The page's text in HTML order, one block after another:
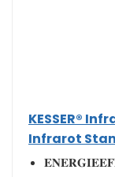
KESSER®
Infrarot